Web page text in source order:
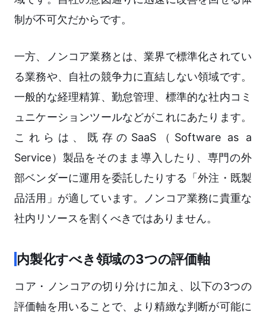
制が不可欠だからです。
一方、ノンコア業務とは、業界で標準化されてい
る業務や、自社の競争力に直結しない領域です。
一般的な経理精算、勤怠管理、標準的な社内コミ
ュニケーションツールなどがこれにあたります。
これらは、既存のSaaS（Software as a
Service）製品をそのまま導入したり、専門の外
部ベンダーに運用を委託したりする「外注・既製
品活用」が適しています。ノンコア業務に貴重な
社内リソースを割くべきではありません。
内製化すべき領域の3つの評価軸
コア・ノンコアの切り分けに加え、以下の3つの
評価軸を用いることで、より精緻な判断が可能に